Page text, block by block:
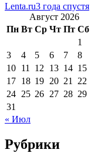
Lenta.ru3 года спустя
Август 2026
Пн Вт Ср Чт Пт Сб
1
3
4 5 6 7 8
10 11 12 13 14 15
17 18 19 20 21 22
24 25 26 27 28 29
31
« Июл
Рубрики